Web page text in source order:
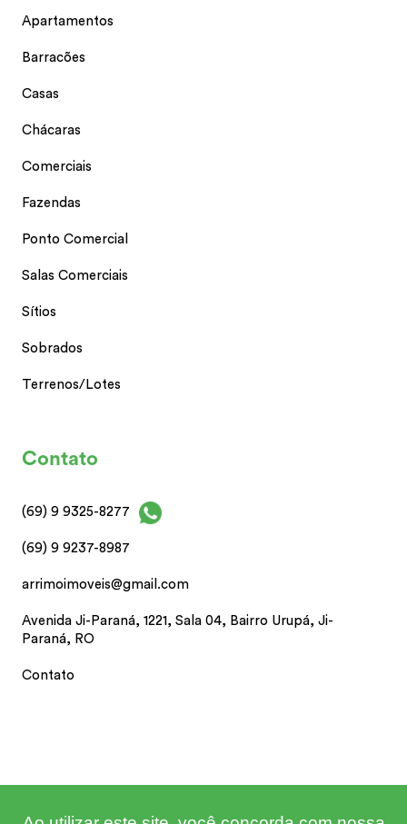
Apartamentos
Barracões
Casas
Chácaras
Comerciais
Fazendas
Ponto Comercial
Salas Comerciais
Sítios
Sobrados
Terrenos/Lotes
Contato
(69) 9 9325-8277
(69) 9 9237-8987
arrimoimoveis@gmail.com
Avenida Ji-Paraná, 1221, Sala 04, Bairro Urupá, Ji-
Paraná, RO
Contato